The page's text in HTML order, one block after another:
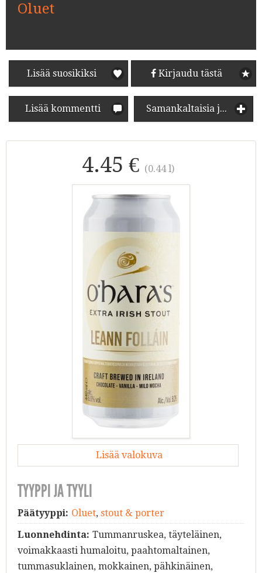
Oluet
Lisää suosikiksi Kirjaudu tästä
Lisää kommentti Samankaltaisia juomia
4.45 € (0.44 l)
Lisää valokuva
TYYPPI JA TYYLI
Päätyyppi: Oluet, stout & porter
Luonnehdinta: Tummanruskea, täyteläinen,
voimakkaasti humaloitu, paahtomaltainen,
tummasuklainen, mokkainen, pähkinäinen,